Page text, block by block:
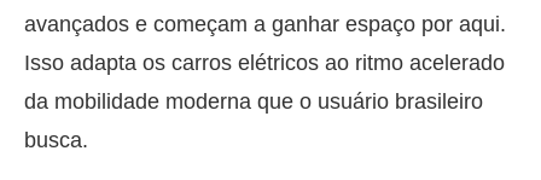
avançados e começam a ganhar espaço por aqui.
Isso adapta os carros elétricos ao ritmo acelerado
da mobilidade moderna que o usuário brasileiro
busca.